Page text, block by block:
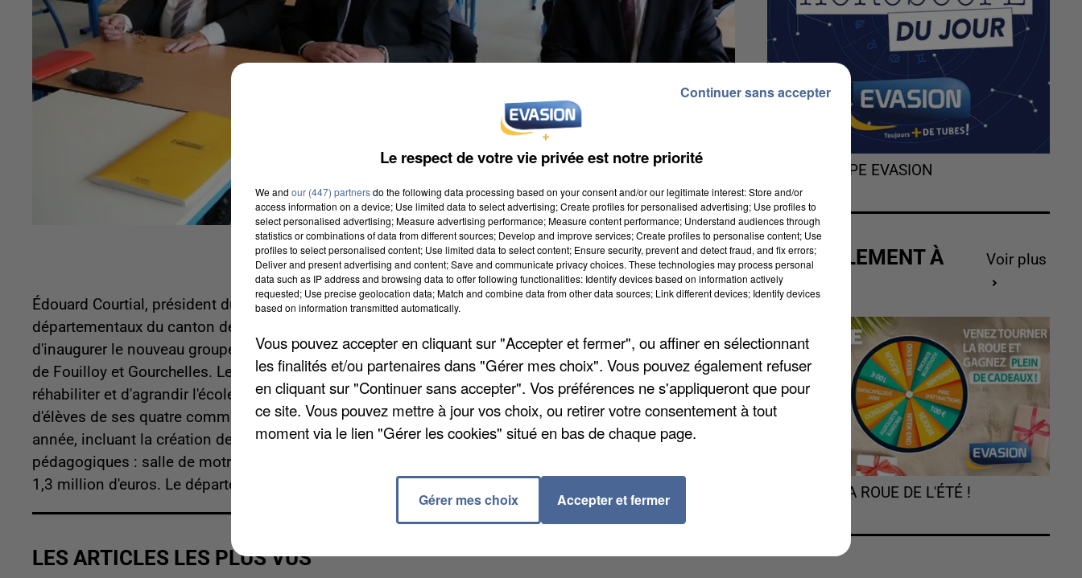
Édouard Courtial, président du Conseil départemental, Martine Borgoo et Gérard Decorde, conseillers
départementaux du canton de Grandvilliers, se sont rendus à Romescamps samedi dernier afin
d'inaugurer le nouveau groupement scolaire. Il accueillera également les élèves d'Escles-Saint-Pierre,
de Fouilloy et Gourchelles. Le Syndicat Intercommunal de Regroupement Scolaire a décidé de
réhabiliter et d'agrandir l'école de Romescamps afin de réunir dans une même école la centaine
d'élèves de ses quatre communes membres. D'importants travaux ont été menés, pendant plus d'une
année, incluant la création de deux classes supplémentaires, d'une salle périscolaire et d'annexes
pédagogiques : salle de motricité, bureau, bibliothèque… Le coût global de cette réalisation s'élève à
1,3 million d'euros. Le département a versé une subvention de 583.470 euros.
LES ARTICLES LES PLUS VUS
L'HOROSCOPE EVASION
ACTUELLEMENT À
GAGNER
Voir plus
TOURNEZ LA ROUE DE L'ÉTÉ !
Le respect de votre vie privée est notre priorité
We and our (447) partnersdo the following data processing based on your consent and/or our legitimate interest: Store and/or
access information on a device; Use limited data to select advertising; Create profiles for personalised advertising; Use profiles to
select personalised advertising; Measure advertising performance; Measure content performance; Understand audiences through
statistics or combinations of data from different sources; Develop and improve services; Create profiles to personalise content; Use
profiles to select personalised content; Use limited data to select content; Ensure security, prevent and detect fraud, and fix errors;
Deliver and present advertising and content; Save and communicate privacy choices. These technologies may process personal
data such as IP address and browsing data to offer following functionalities: Identify devices based on information actively
requested; Use precise geolocation data; Match and combine data from other data sources; Link different devices; Identify devices
based on information transmitted automatically.
Vous pouvez accepter en cliquant sur "Accepter et fermer", ou affiner en sélectionnant
les finalités et/ou partenaires dans "Gérer mes choix". Vous pouvez également refuser
en cliquant sur "Continuer sans accepter". Vos préférences ne s'appliqueront que pour
ce site. Vous pouvez mettre à jour vos choix, ou retirer votre consentement à tout
moment via le lien "Gérer les cookies" situé en bas de chaque page.
Gérer mes choix Accepter et fermer
Continuer sans accepter